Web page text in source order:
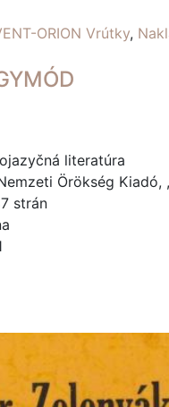
ORION Vrútky,
literatúra
Örökség Kiadó,
strán